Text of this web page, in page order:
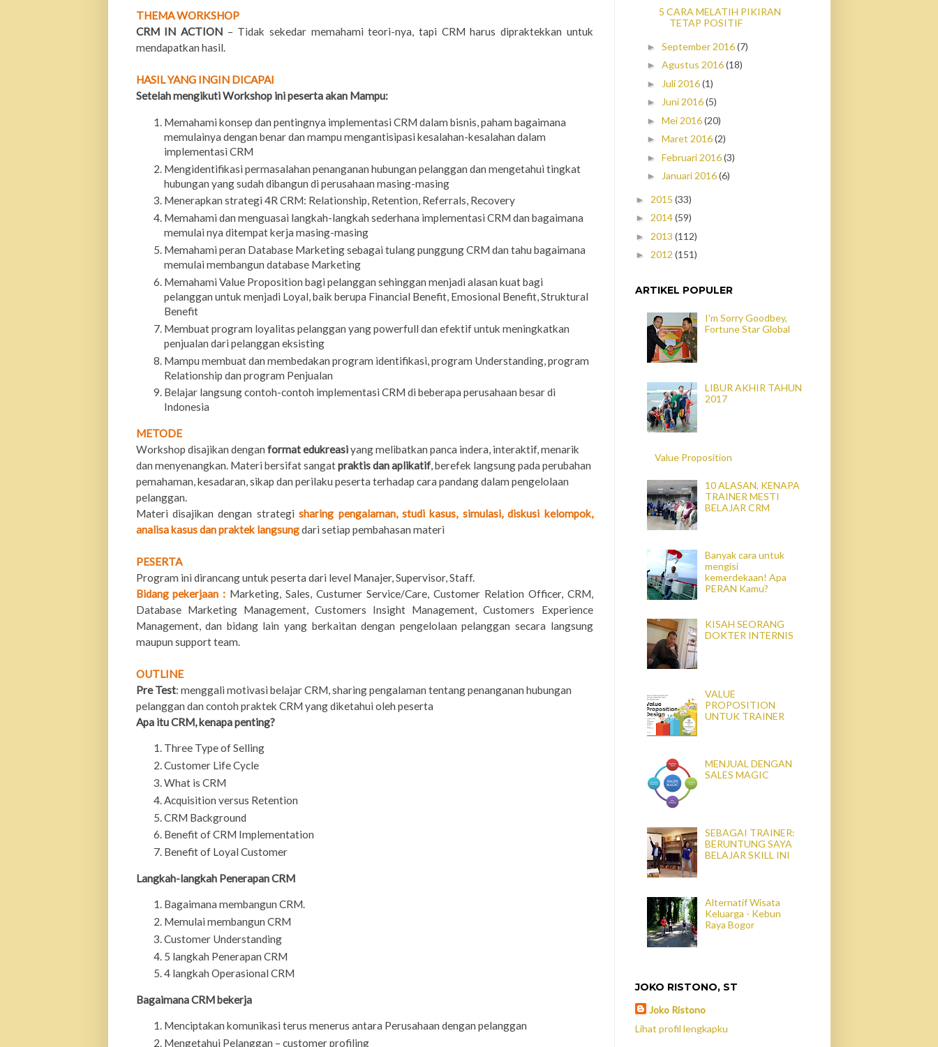
THEMA WORKSHOP
CRM IN ACTION– Tidak sekedar memahami teori-nya, tapi CRM harus dipraktekkan untuk
mendapatkan hasil.
HASIL YANG INGIN DICAPAI
Setelah mengikuti Workshop ini peserta akan Mampu:
Memahami konsep dan pentingnya implementasi CRM dalam bisnis, paham bagaimana
memulainya dengan benar dan mampu mengantisipasi kesalahan-kesalahan dalam
implementasi CRM
Mengidentifikasi permasalahan penanganan hubungan pelanggan dan mengetahui tingkat
hubungan yang sudah dibangun di perusahaan masing-masing
Menerapkan strategi 4R CRM: Relationship, Retention, Referrals, Recovery
Memahami dan menguasai langkah-langkah sederhana implementasi CRM dan bagaimana
memulai nya ditempat kerja masing-masing
Memahami peran Database Marketing sebagai tulang punggung CRM dan tahu bagaimana
memulai membangun database Marketing
Memahami Value Proposition bagi pelanggan sehinggan menjadi alasan kuat bagi
pelanggan untuk menjadi Loyal, baik berupa Financial Benefit, Emosional Benefit, Struktural
Benefit
Membuat program loyalitas pelanggan yang powerfull dan efektif untuk meningkatkan
penjualan dari pelanggan eksisting
Mampu membuat dan membedakan program identifikasi, program Understanding, program
Relationship dan program Penjualan
Belajar langsung contoh-contoh implementasi CRM di beberapa perusahaan besar di
Indonesia
METODE
Workshop disajikan dengan format edukreasiyang melibatkan panca indera, interaktif, menarik
dan menyenangkan. Materi bersifat sangatpraktis dan aplikatif, berefek langsung pada perubahan
pemahaman, kesadaran, sikap dan perilaku peserta terhadap cara pandang dalam pengelolaan
pelanggan.
Materi disajikan dengan strategisharing pengalaman, studi kasus, simulasi, diskusi kelompok,
analisa kasus dan praktek langsungdari setiap pembahasan materi
PESERTA
Program ini dirancang untuk peserta dari level Manajer, Supervisor, Staff.
Bidang pekerjaan : Marketing, Sales, Custumer Service/Care, Customer Relation Officer, CRM,
Database Marketing Management, Customers Insight Management, Customers Experience
Management, dan bidang lain yang berkaitan dengan pengelolaan pelanggan secara langsung
maupun support team.
OUTLINE
Pre Test: menggali motivasi belajar CRM, sharing pengalaman tentang penanganan hubungan
pelanggan dan contoh praktek CRM yang diketahui oleh peserta
Apa itu CRM, kenapa penting?
Three Type of Selling
Customer Life Cycle
What is CRM
Acquisition versus Retention
CRM Background
Benefit of CRM Implementation
Benefit of Loyal Customer
Langkah-langkah Penerapan CRM
Bagaimana membangun CRM.
Memulai membangun CRM
Customer Understanding
5 langkah Penerapan CRM
4 langkah Operasional CRM
Bagaimana CRM bekerja
Menciptakan komunikasi terus menerus antara Perusahaan dengan pelanggan
Mengetahui Pelanggan – customer profiling
5 CARA MELATIH PIKIRAN
TETAP POSITIF
►September 2016(7)
►Agustus 2016(18)
► Juli 2016(1)
► Juni 2016(5)
►Mei 2016(20)
►Maret 2016(2)
►Februari 2016(3)
► Januari 2016(6)
► 2015 (33)
► 2014(59)
► 2013 (112)
► 2012 (151)
ARTIKEL POPULER
I'm Sorry Goodbey,
Fortune Star Global
LIBUR AKHIR TAHUN
2017
Value Proposition
10 ALASAN, KENAPA
TRAINER MESTI
BELAJAR CRM
Banyak cara untuk
mengisi
kemerdekaan! Apa
PERAN Kamu?
KISAH SEORANG
DOKTER INTERNIS
VALUE
PROPOSITION
UNTUK TRAINER
MENJUAL DENGAN
SALES MAGIC
SEBAGAI TRAINER:
BERUNTUNG SAYA
BELAJAR SKILL INI
Alternatif Wisata
Keluarga - Kebun
Raya Bogor
JOKO RISTONO, ST
Joko Ristono
Lihat profil lengkapku